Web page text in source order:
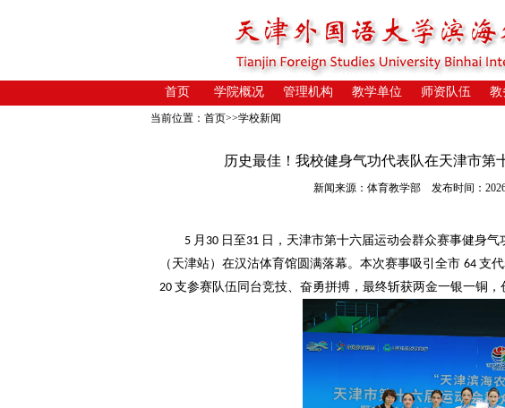
首页 学院概况 管理机构 教学单位 师资队伍 教
当前位置： 首页>>学校新闻
历史最佳！我校健身气功代表队在天津市第
新闻来源：体育教学部 发布时间：
5 月 30 日 至 31 日，天津市第十六届运动会群众赛事健身气
（天津站）在汉沽体育馆圆满落幕。本次赛事吸引全市 64 支代
20 支参赛队伍同台竞技、奋勇拼搏，最终斩获两金一银一铜